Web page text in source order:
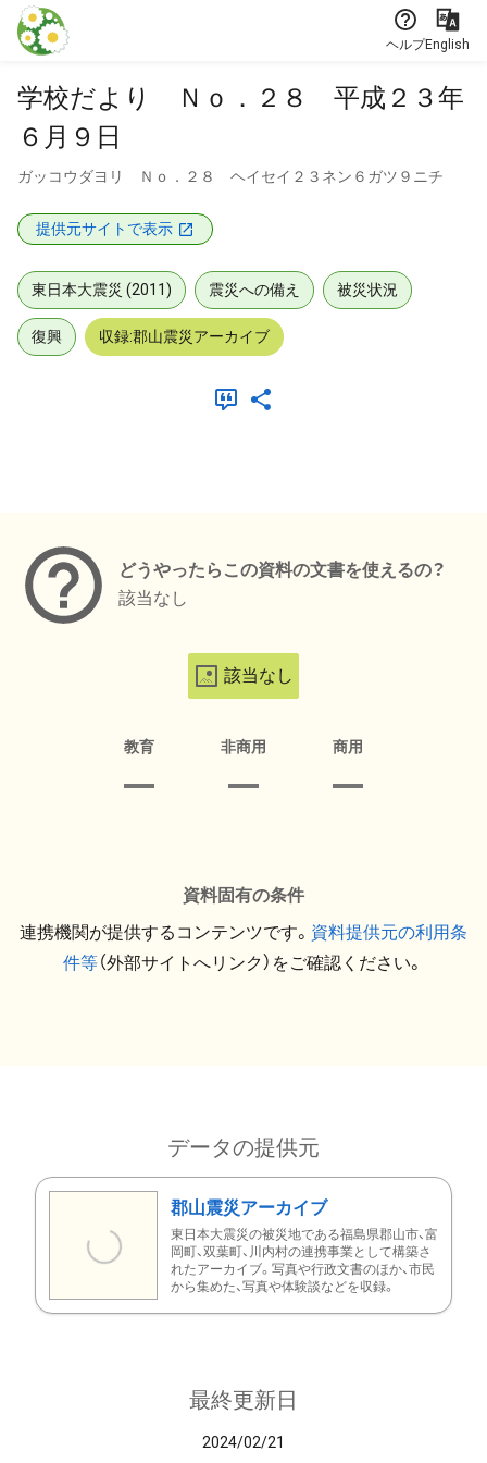
本文に飛ぶ
ヘルプEnglish
学校だより Ｎｏ．２８ 平成２３年
６月９日
ガッコウダヨリ Ｎｏ．２８ ヘイセイ２３ネン６ガツ９ニチ
提供元サイトで表示
東日本大震災 (2011) 震災への備え 被災状況
復興 収録:郡山震災アーカイブ
どうやったらこの資料の文書を使えるの？
該当なし
該当なし
教育 非商用 商用
資料固有の条件
連携機関が提供するコンテンツです。 資料提供元の利用条
件等（外部サイトへリンク）をご確認ください。
データの提供元
郡山震災アーカイブ
東日本大震災の被災地である福島県郡山市、富
岡町、双葉町、川内村の連携事業として構築さ
れたアーカイブ。写真や行政文書のほか、市民
から集めた、写真や体験談などを収録。
最終更新日
2024/02/21